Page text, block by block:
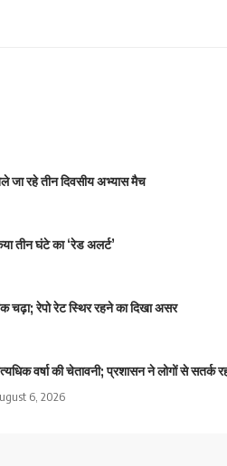
जा रहे तीन दिवसीय अभ्यास मैच
तीन घंटे का ‘रेड अलर्ट’
रेपो रेट स्थिर रहने का दिखा असर
वर्षा की चेतावनी; प्रशासन ने लोगों से सतर्क
6, 2026